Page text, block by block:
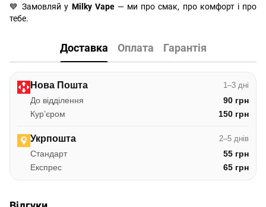
💙 Замовляй у Milky Vape— ми про смак, про комфорт і про
тебе.
Доставка Оплата Гарантія
Нова Пошта 1–3 дні
До відділення
90 грн
Курʼєром
150 грн
Укрпошта 2–5 днів
Стандарт
55 грн
Експрес
65 грн